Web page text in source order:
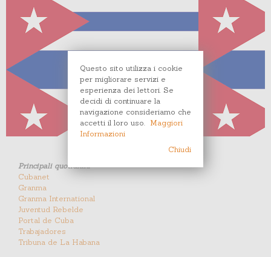
Principali quotidiani
Cubanet
Granma
Granma International
Juventud Rebelde
Portal de Cuba
Trabajadores
Tribuna de La Habana
Questo sito utilizza i cookie
per migliorare servizi e
esperienza dei lettori. Se
decidi di continuare la
navigazione consideriamo che
accetti il loro uso.
Maggiori
Informazioni
Chiudi